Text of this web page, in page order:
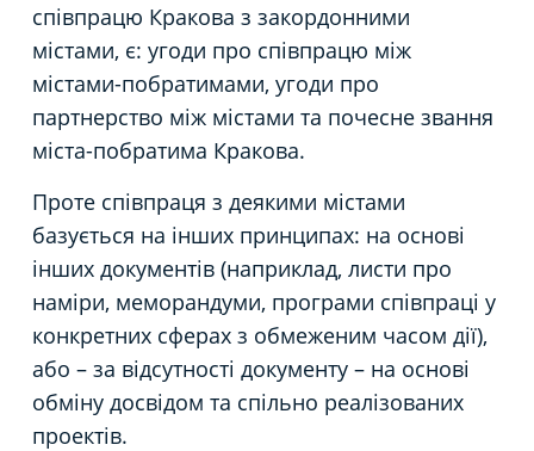
співпрацю Кракова з закордонними
містами, є: угоди про співпрацю між
містами-побратимами, угоди про
партнерство між містами та почесне звання
міста-побратима Кракова.
Проте співпраця з деякими містами
базується на інших принципах: на основі
інших документів (наприклад, листи про
наміри, меморандуми, програми співпраці у
конкретних сферах з обмеженим часом дії),
або – за відсутності документу – на основі
обміну досвідом та спільно реалізованих
проектів.